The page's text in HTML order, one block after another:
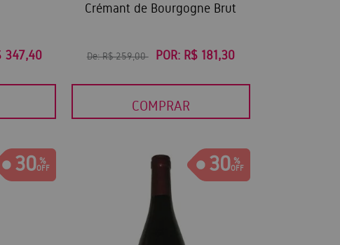
347,40
Crémant de Bourgogne Brut
De:R$ 259,00 POR: R$ 181,30
COMPRAR
30 30